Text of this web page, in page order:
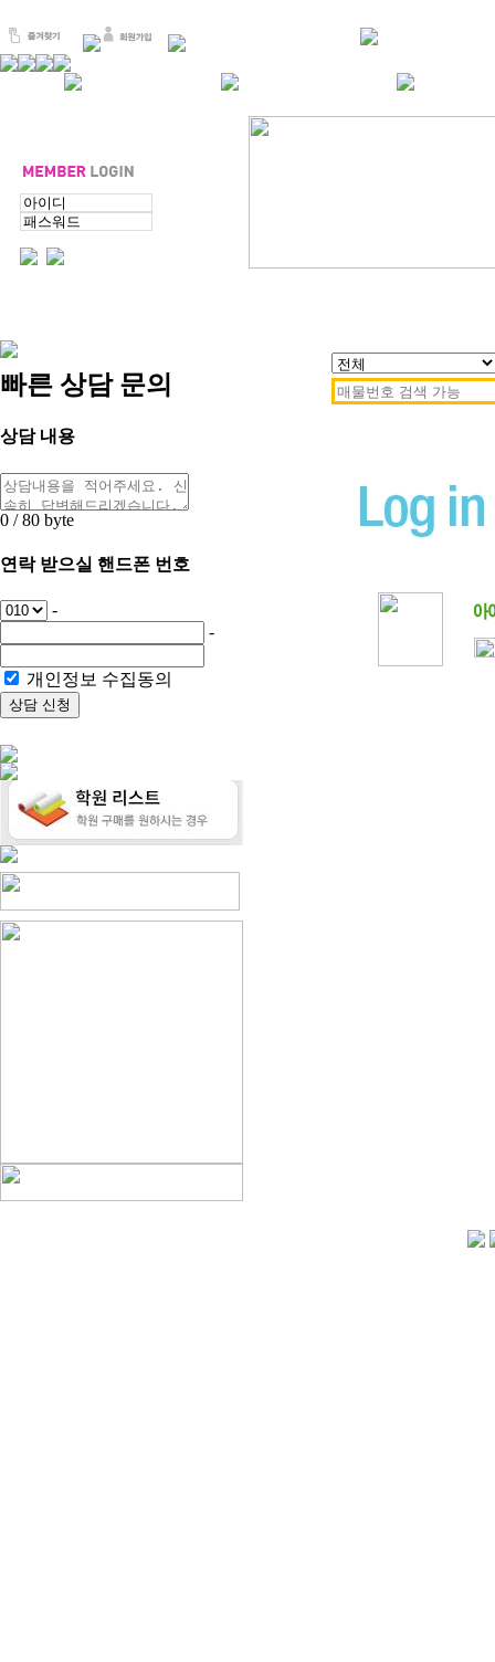
빠른 상담 문의
상담 내용
0 / 80 byte
연락 받으실 핸드폰 번호
-
-
개인정보 수집동의
상담 신청